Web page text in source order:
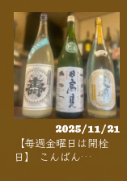
2025/11/21
【毎週金曜日は開栓
日】 こんばん…